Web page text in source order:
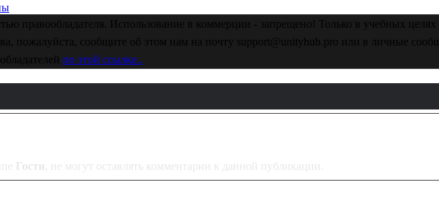
правообладателя. Использование в коммерции - запрещено! Только в учебных
пожалуйста, сообщите об этом нам на почту support@unityhub.pro или в личные
по этой ссылке..
Гости , не могут оставлять комментарии к данной публикации.